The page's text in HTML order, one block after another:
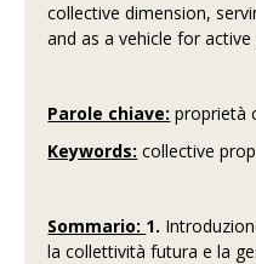
collective dimension,
and as a vehicle for
Parole chiave: proprietà
Keywords: collective
Sommario: 1.
la collettività futura e la